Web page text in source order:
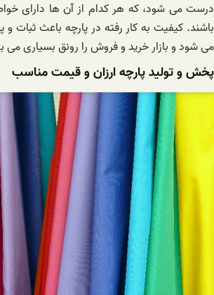
درست می شود، که هر کدام از آن ها دارای
باشند. کیفیت به کار رفته در پارچه باعث ثبات و
می شود و بازار خرید و فروش را رونق بسیاری
پخش و تولید پارچه ارزان و قیمت مناسب